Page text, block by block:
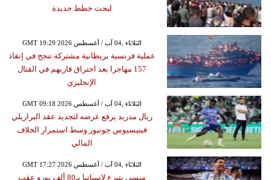
لبحث خطط جديدة
GMT 19:29 2026 الثلاثاء ,04 آب / أغسطس
عملية فرنسية بريطانية مشتركة تنجح في إنقاذ
157 مهاجرا بعد احتراق قاربهم في القنال
الإنجليزي
GMT 09:18 2026 الثلاثاء ,04 آب / أغسطس
ريال مدريد يرفع عرضه لتجديد عقد البرازيلي
فينيسيوس جونيور وسط استمرار الخلاف
المالي
GMT 17:27 2026 الثلاثاء ,04 آب / أغسطس
ميسي يتبرع لإسبانيا بـ80 ألف يورو عقب